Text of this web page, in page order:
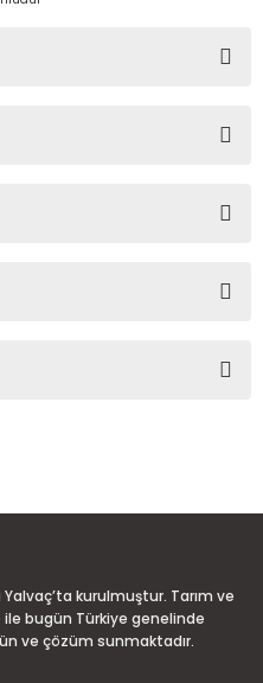
soru sorulmamış.
öneri formunu
olmalı.kurulmuştur. Tarım ve
bugün Türkiye genelinde
ve çözüm sunmaktadır.